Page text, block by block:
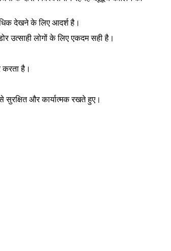
देखने के लिए आदर्श है।
उत्साही लोगों के लिए एकदम सही है।
करता है।
और कार्यात्मक रखते हुए।